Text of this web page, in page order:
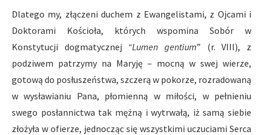
Dlatego my, złączeni duchem z Ewangelistami, z Ojcami i
Doktorami Kościoła, których wspomina Sobór w
Konstytucji dogmatycznej “Lumen gentium” (r. VIII), z
podziwem patrzymy na Maryję – mocną w swej wierze,
gotową do posłuszeństwa, szczerą w pokorze, rozradowaną
w wysławianiu Pana, płomienną w miłości, w pełnieniu
swego posłannictwa tak mężną i wytrwałą, iż samą siebie
złożyła w ofierze, jednocząc się wszystkimi uczuciami Serca